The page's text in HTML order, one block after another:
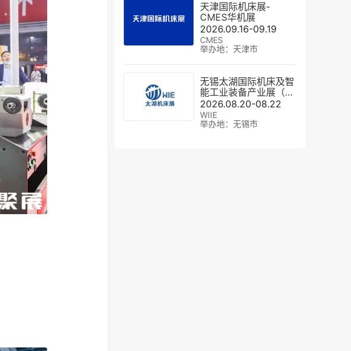
天津国际机床展-
CMES华机展
2026.09.16-09.19
CMES
举办地：天津市
无锡太湖国际机床及智
能工业装备产业展（秋
季）
2026.08.20-08.22
WIIE
举办地：无锡市